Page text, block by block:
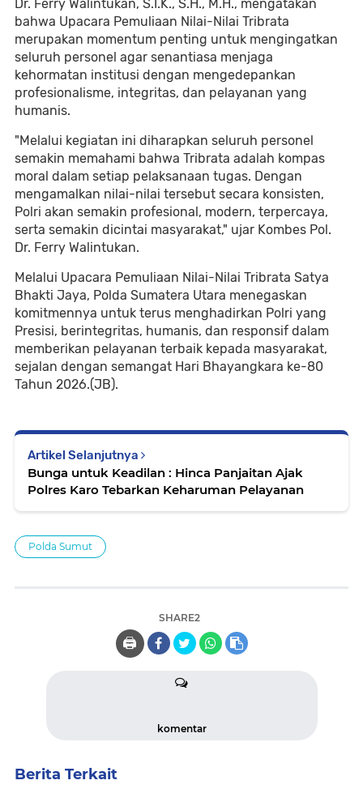
Dr. Ferry Walintukan, S.I.K., S.H., M.H., mengatakan
bahwa Upacara Pemuliaan Nilai-Nilai Tribrata
merupakan momentum penting untuk mengingatkan
seluruh personel agar senantiasa menjaga
kehormatan institusi dengan mengedepankan
profesionalisme, integritas, dan pelayanan yang
humanis.
"Melalui kegiatan ini diharapkan seluruh personel
semakin memahami bahwa Tribrata adalah kompas
moral dalam setiap pelaksanaan tugas. Dengan
mengamalkan nilai-nilai tersebut secara konsisten,
Polri akan semakin profesional, modern, terpercaya,
serta semakin dicintai masyarakat," ujar Kombes Pol.
Dr. Ferry Walintukan.
Melalui Upacara Pemuliaan Nilai-Nilai Tribrata Satya
Bhakti Jaya, Polda Sumatera Utara menegaskan
komitmennya untuk terus menghadirkan Polri yang
Presisi, berintegritas, humanis, dan responsif dalam
memberikan pelayanan terbaik kepada masyarakat,
sejalan dengan semangat Hari Bhayangkara ke-80
Tahun 2026.(JB).
Artikel Selanjutnya
Bunga untuk Keadilan : Hinca Panjaitan Ajak
Polres Karo Tebarkan Keharuman Pelayanan
Polda Sumut
SHARE2
🖨️
komentar
Berita Terkait